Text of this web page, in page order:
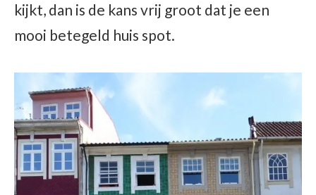
kijkt, dan is de kans vrij groot dat je een
mooi betegeld huis spot.